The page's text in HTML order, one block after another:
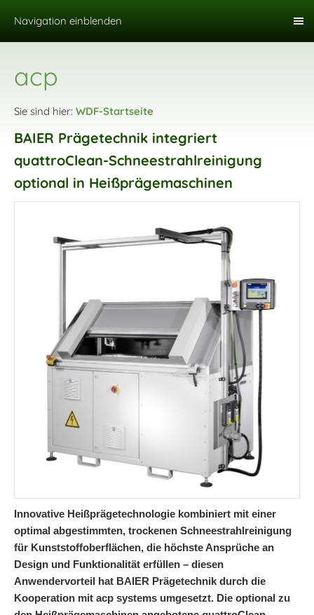
Navigation einblenden
acp
Sie sind hier: WDF-Startseite
BAIER Prägetechnik integriert
quattroClean-Schneestrahlreinigung
optional in Heißprägemaschinen
Innovative Heißprägetechnologie kombiniert mit einer
optimal abgestimmten, trockenen Schneestrahlreinigung
für Kunststoffoberflächen, die höchste Ansprüche an
Design und Funktionalität erfüllen – diesen
Anwendervorteil hat BAIER Prägetechnik durch die
Kooperation mit acp systems umgesetzt. Die optional zu